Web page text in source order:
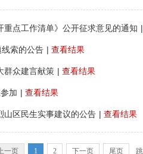
重点工作清单》公开征求意见的通知 |
线索的公告 | 查看结果
群众建言献策 | 查看结果
加 | 查看结果
山区民生实事建议的公告 | 查看结果
一页 1 2 下一页 尾页